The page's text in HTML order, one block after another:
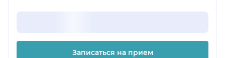
Записаться на прием